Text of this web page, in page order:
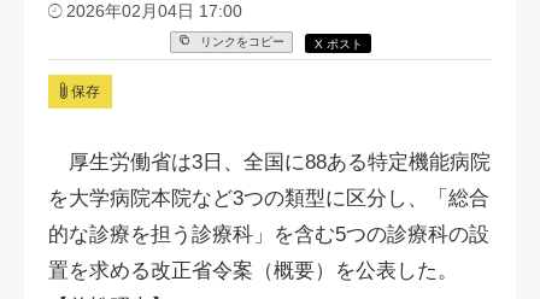
2026年02月04日 17:00
リンクをコピー X ポスト
保存
厚生労働省は3日、全国に88ある特定機能病院
を大学病院本院など3つの類型に区分し、「総合
的な診療を担う診療科」を含む5つの診療科の設
置を求める改正省令案（概要）を公表した。